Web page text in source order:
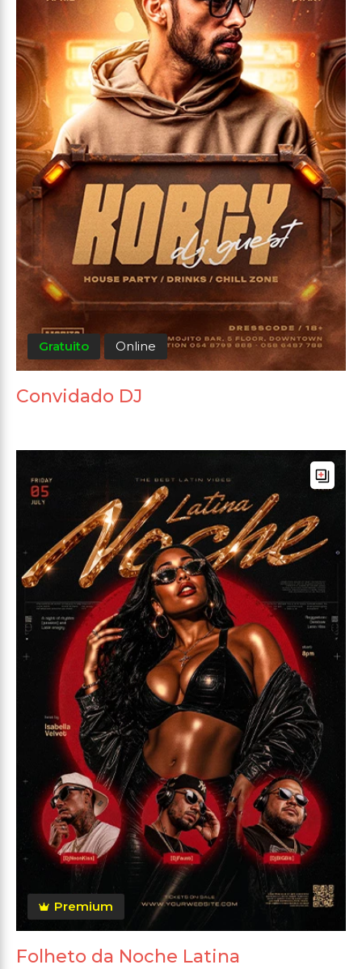
Gratuito Online
Convidado DJ
Premium
Folheto da Noche Latina